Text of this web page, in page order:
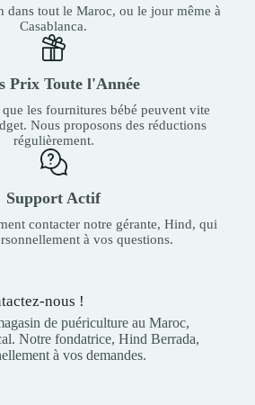
dans tout le Maroc, ou le jour même à
Casablanca.
Prix Toute l'Année
les fournitures bébé peuvent vite
Nous proposons des réductions
régulièrement.
Support Actif
contacter notre gérante, Hind, qui
à vos questions.
nous !
de puériculture au Maroc,
Notre fondatrice, Hind Berrada,
à vos demandes.